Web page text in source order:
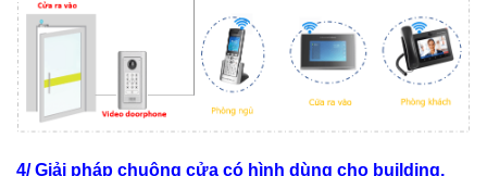
4/ Giải pháp chuông cửa có hình dùng cho building,